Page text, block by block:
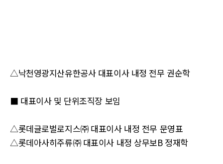
△낙천영광지산유한공사 대표이사 내정 전무 권순학
■ 대표이사 및 단위조직장 보임
△롯데글로벌로지스㈜ 대표이사 내정 전무 문영표
△롯데아사히주류㈜ 대표이사 내정 상무보B 정재학